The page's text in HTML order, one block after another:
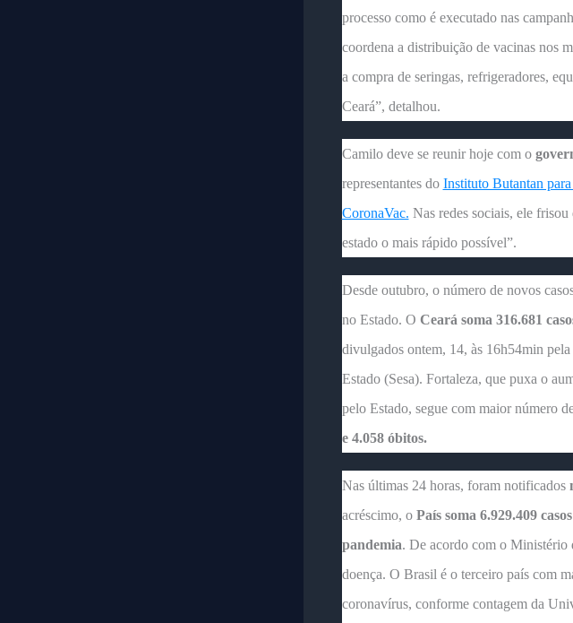
processo como é executado nas
coordena a distribuição de vacinas nos
a compra de seringas, refrigeradores,
Ceará”, detalhou.
Camilo deve se reunir hoje com o
representantes do Instituto Butantan
CoronaVac. Nas redes sociais, ele
estado o mais rápido possível”.
Desde outubro, o número de novos
no Estado. O Ceará soma 316.681
divulgados ontem, 14, às 16h54min
Estado (Sesa). Fortaleza, que puxa o
pelo Estado, segue com maior número
e 4.058 óbitos.
Nas últimas 24 horas, foram notificados
acréscimo, o País soma 6.929.409
pandemia. De acordo com o Ministério
doença. O Brasil é o terceiro país com
coronavírus, conforme contagem da